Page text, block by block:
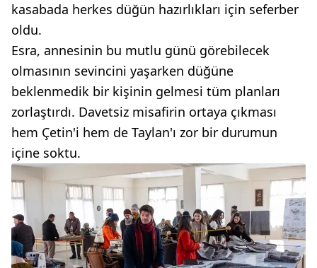
kasabada herkes düğün hazırlıkları için seferber
oldu.
Esra, annesinin bu mutlu günü görebilecek
olmasının sevincini yaşarken düğüne
beklenmedik bir kişinin gelmesi tüm planları
zorlaştırdı. Davetsiz misafirin ortaya çıkması
hem Çetin'i hem de Taylan'ı zor bir durumun
içine soktu.